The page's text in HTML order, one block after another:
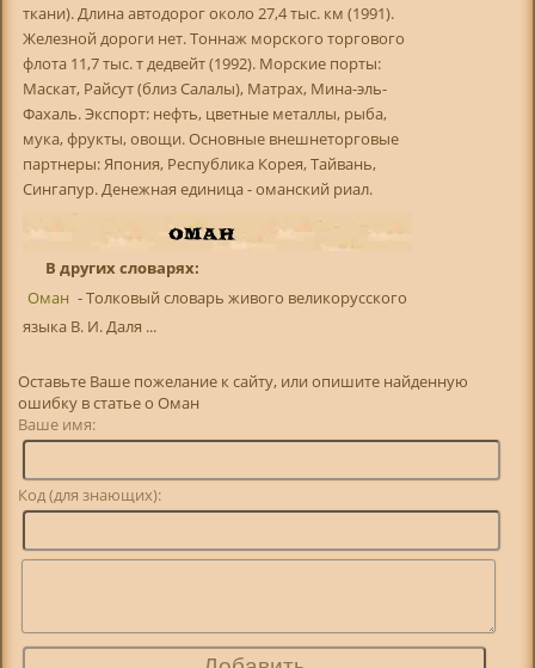
ткани). Длина автодорог около 27,4 тыс. км (1991).
Железной дороги нет. Тоннаж морского торгового
флота 11,7 тыс. т дедвейт (1992). Морские порты:
Маскат, Райсут (близ Салалы), Матрах, Мина-эль-
Фахаль. Экспорт: нефть, цветные металлы, рыба,
мука, фрукты, овощи. Основные внешнеторговые
партнеры: Япония, Республика Корея, Тайвань,
Сингапур. Денежная единица - оманский риал.
В других словарях:
Оман - Толковый словарь живого великорусского
языка В. И. Даля ...
Оставьте Ваше пожелание к сайту, или опишите найденную
ошибку в статье о Оман
Ваше имя:
Код (для знающих):